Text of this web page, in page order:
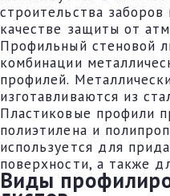
строительства
качестве защиты от
Профильный стеновой
комбинации
профилей.
изготавливаются из
Пластиковые профили
полиэтилена и
используется для
поверхности, а также
Виды